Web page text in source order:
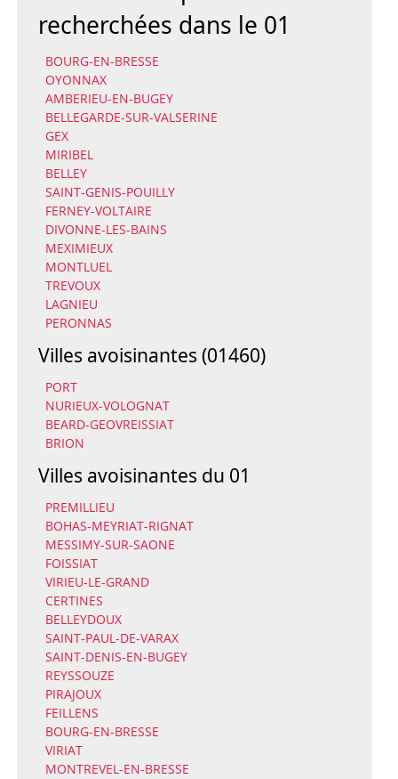
recherchées dans le 01
BOURG-EN-BRESSE
OYONNAX
AMBERIEU-EN-BUGEY
BELLEGARDE-SUR-VALSERINE
GEX
MIRIBEL
BELLEY
SAINT-GENIS-POUILLY
FERNEY-VOLTAIRE
DIVONNE-LES-BAINS
MEXIMIEUX
MONTLUEL
TREVOUX
LAGNIEU
PERONNAS
Villes avoisinantes (01460)
PORT
NURIEUX-VOLOGNAT
BEARD-GEOVREISSIAT
BRION
Villes avoisinantes du 01
PREMILLIEU
BOHAS-MEYRIAT-RIGNAT
MESSIMY-SUR-SAONE
FOISSIAT
VIRIEU-LE-GRAND
CERTINES
BELLEYDOUX
SAINT-PAUL-DE-VARAX
SAINT-DENIS-EN-BUGEY
REYSSOUZE
PIRAJOUX
FEILLENS
BOURG-EN-BRESSE
VIRIAT
MONTREVEL-EN-BRESSE